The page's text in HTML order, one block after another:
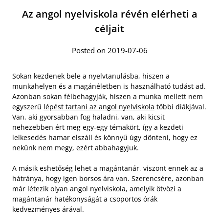
Az angol nyelviskola révén elérheti a
céljait
Posted on 2019-07-06
Sokan kezdenek bele a nyelvtanulásba, hiszen a
munkahelyen és a magánéletben is használható tudást ad.
Azonban sokan félbehagyják, hiszen a munka mellett nem
egyszerű lépést tartani az angol nyelviskola többi diákjával.
Van, aki gyorsabban fog haladni, van, aki kicsit
nehezebben ért meg egy-egy témakört, így a kezdeti
lelkesedés hamar elszáll és könnyű úgy dönteni, hogy ez
nekünk nem megy, ezért abbahagyjuk.
A másik eshetőség lehet a magántanár, viszont ennek az a
hátránya, hogy igen borsos ára van. Szerencsére, azonban
már létezik olyan angol nyelviskola, amelyik ötvözi a
magántanár hatékonyságát a csoportos órák
kedvezményes árával.